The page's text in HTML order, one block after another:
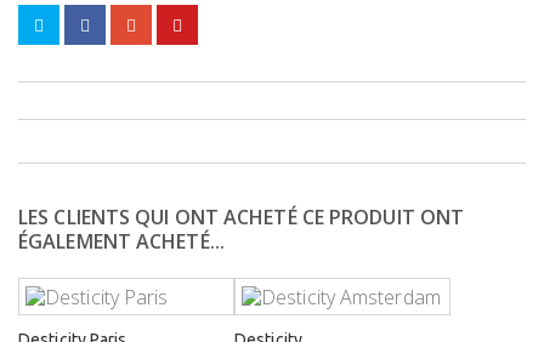
LES CLIENTS QUI ONT ACHETÉ CE PRODUIT ONT
ÉGALEMENT ACHETÉ...